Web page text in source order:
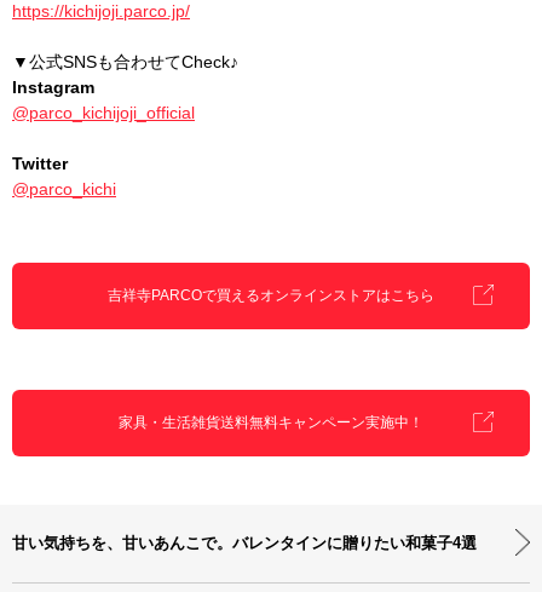
https://kichijoji.parco.jp/
▼公式SNSも合わせてCheck♪
Instagram
@parco_kichijoji_official
Twitter
@parco_kichi
吉祥寺PARCOで買えるオンラインストアはこちら
家具・生活雑貨送料無料キャンペーン実施中！
甘い気持ちを、甘いあんこで。バレンタインに贈りたい和菓子4選